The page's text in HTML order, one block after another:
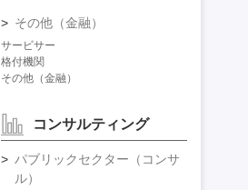
その他（金融）
サービサー
格付機関
その他（金融）
コンサルティング
パブリックセクター（コンサ
ル）